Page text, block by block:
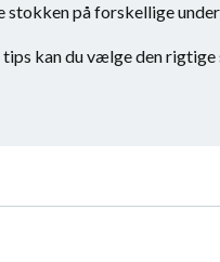
stokken på forskellige
kan du vælge den